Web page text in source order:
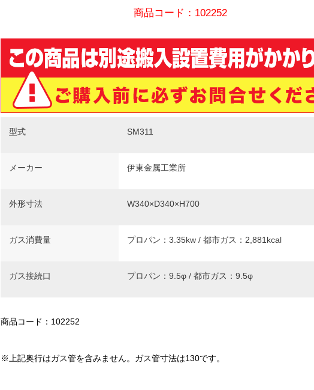
商品コード：102252
型式 SM311
メーカー 伊東金属工業所
外形寸法 W340×D340×H700
ガス消費量 プロパン：3.35kw / 都市ガス：2,881kcal
ガス接続口 プロパン：9.5φ / 都市ガス：9.5φ
商品コード：102252
※上記奥行はガス管を含みません。ガス管寸法は130です。